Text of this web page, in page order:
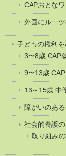
CAPおとな
外国にルー
子どもの権利
3〜8歳 CAP
9〜13歳
13～15歳 中
障がいのあ
社会的養護
取り組み